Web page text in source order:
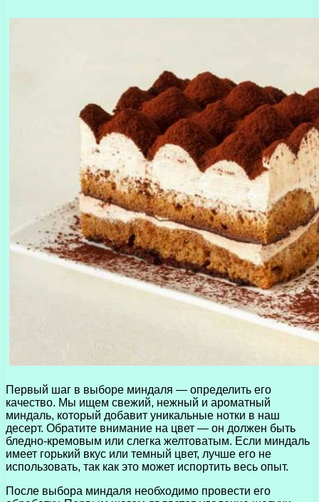
Первый шаг в выборе миндаля — определить его
качество. Мы ищем свежий, нежный и ароматный
миндаль, который добавит уникальные нотки в наш
десерт. Обратите внимание на цвет — он должен быть
бледно-кремовым или слегка желтоватым. Если миндаль
имеет горький вкус или темный цвет, лучше его не
использовать, так как это может испортить весь опыт.
После выбора миндаля необходимо провести его